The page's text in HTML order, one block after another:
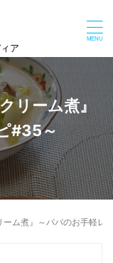
ア
リーム煮』
#35～
ーム煮』～パパのお手軽レ